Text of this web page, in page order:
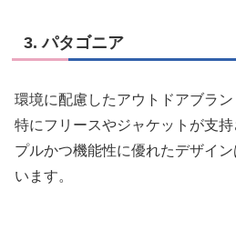
3. パタゴニア
環境に配慮したアウトドアブラン
特にフリースやジャケットが支
プルかつ機能性に優れたデザイ
います。